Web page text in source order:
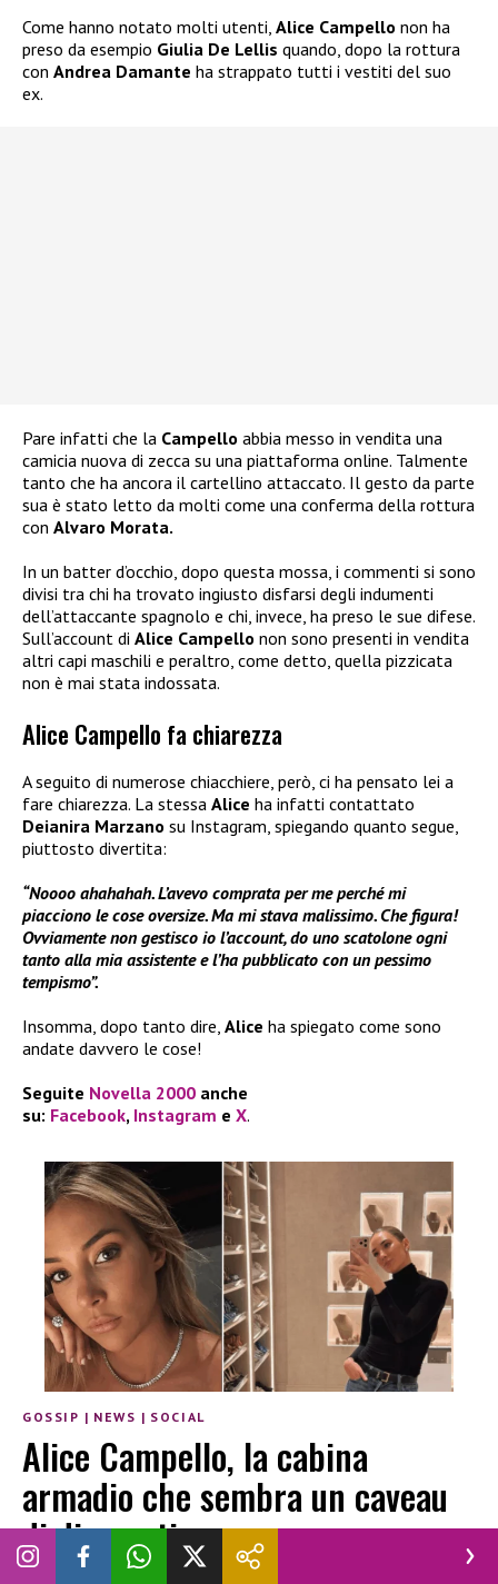
Come hanno notato molti utenti, Alice Campello non ha
preso da esempio Giulia De Lellis quando, dopo la rottura
con Andrea Damante ha strappato tutti i vestiti del suo
ex.
Pare infatti che la Campello abbia messo in vendita una
camicia nuova di zecca su una piattaforma online. Talmente
tanto che ha ancora il cartellino attaccato. Il gesto da parte
sua è stato letto da molti come una conferma della rottura
con Alvaro Morata.
In un batter d’occhio, dopo questa mossa, i commenti si sono
divisi tra chi ha trovato ingiusto disfarsi degli indumenti
dell’attaccante spagnolo e chi, invece, ha preso le sue difese.
Sull’account di Alice Campello non sono presenti in vendita
altri capi maschili e peraltro, come detto, quella pizzicata
non è mai stata indossata.
Alice Campello fa chiarezza
A seguito di numerose chiacchiere, però, ci ha pensato lei a
fare chiarezza. La stessa Alice ha infatti contattato
Deianira Marzano su Instagram, spiegando quanto segue,
piuttosto divertita:
“Noooo ahahahah. L’avevo comprata per me perché mi
piacciono le cose oversize. Ma mi stava malissimo. Che figura!
Ovviamente non gestisco io l’account, do uno scatolone ogni
tanto alla mia assistente e l’ha pubblicato con un pessimo
tempismo”.
Insomma, dopo tanto dire, Alice ha spiegato come sono
andate davvero le cose!
Seguite Novella 2000 anche
su: Facebook, Instagram e X.
GOSSIP | NEWS | SOCIAL
Alice Campello, la cabina
armadio che sembra un caveau
di diamanti